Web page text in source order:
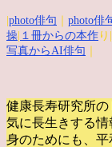
photo俳句 photo俳
操 １冊からの本作 り|
写真からAI俳句
健康長寿研究所
気に長生きする情
身のためにも、